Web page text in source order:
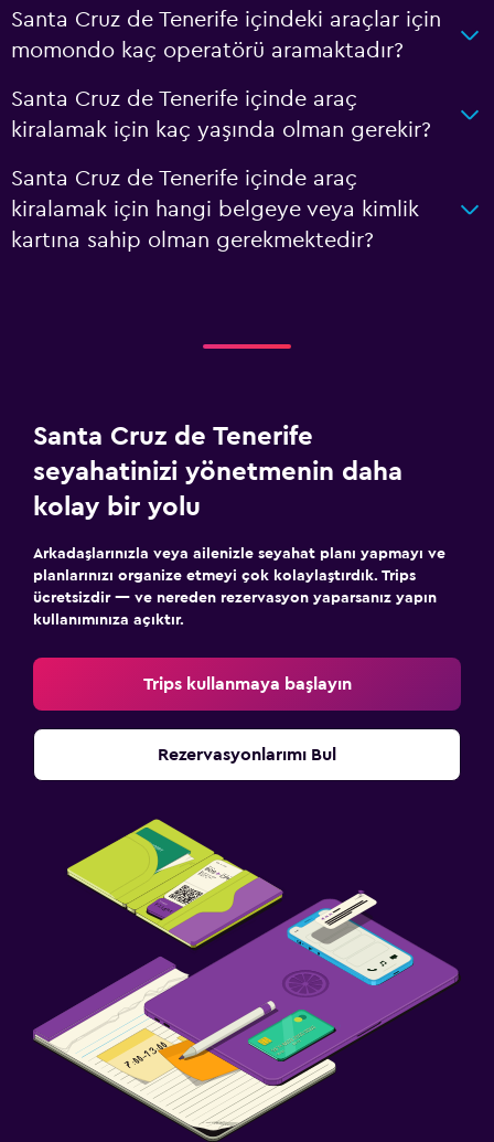
Santa Cruz de Tenerife içindeki araçlar için
momondo kaç operatörü aramaktadır?
Santa Cruz de Tenerife içinde araç
kiralamak için kaç yaşında olman gerekir?
Santa Cruz de Tenerife içinde araç
kiralamak için hangi belgeye veya kimlik
kartına sahip olman gerekmektedir?
Santa Cruz de Tenerife
seyahatinizi yönetmenin daha
kolay bir yolu
Arkadaşlarınızla veya ailenizle seyahat planı yapmayı ve
planlarınızı organize etmeyi çok kolaylaştırdık. Trips
ücretsizdir — ve nereden rezervasyon yaparsanız yapın
kullanımınıza açıktır.
Trips kullanmaya başlayın
Rezervasyonlarımı Bul